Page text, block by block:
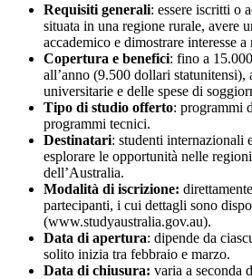
Requisiti generali: essere iscritti o
situata in una regione rurale, avere
accademico e dimostrare interesse
Copertura e benefici: fino a
all’anno (9.500 dollari statunitensi),
universitarie e delle spese di
Tipo di studio offerto: programmi
programmi tecnici.
Destinatari: studenti internazionali
esplorare le opportunità nelle
dell’Australia.
Modalità di iscrizione:
partecipanti, i cui dettagli sono
(www.studyaustralia.gov.au).
Data di apertura: dipende da
solito inizia tra febbraio e marzo.
Data di chiusura: varia a seconda